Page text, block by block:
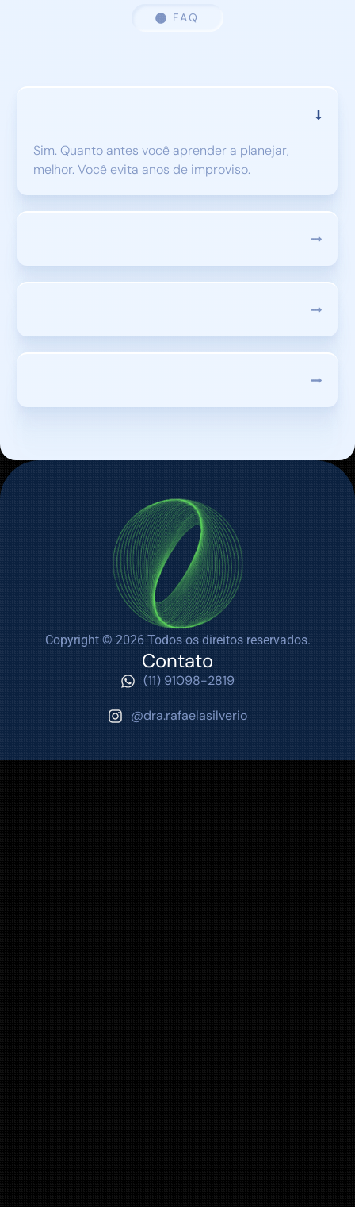
FAQ
Sim. Quanto antes você aprender a planejar,
melhor. Você evita anos de improviso.
JÁ TENHO PACIENTES. AINDA PRECISO?
Copyright © 2026 Todos os direitos reservados.
Contato
(11) 91098-2819
@dra.rafaelasilverio